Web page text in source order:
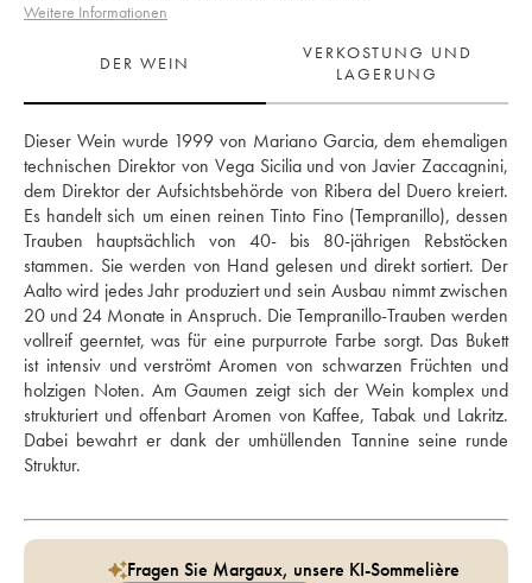
Weitere Informationen
DER WEIN
VERKOSTUNG UND
LAGERUNG
Dieser Wein wurde 1999 von Mariano Garcia, dem ehemaligen
technischen Direktor von Vega Sicilia und von Javier Zaccagnini,
dem Direktor der Aufsichtsbehörde von Ribera del Duero kreiert.
Es handelt sich um einen reinen Tinto Fino (Tempranillo), dessen
Trauben hauptsächlich von 40- bis 80-jährigen Rebstöcken
stammen. Sie werden von Hand gelesen und direkt sortiert. Der
Aalto wird jedes Jahr produziert und sein Ausbau nimmt zwischen
20 und 24 Monate in Anspruch. Die Tempranillo-Trauben werden
vollreif geerntet, was für eine purpurrote Farbe sorgt. Das Bukett
ist intensiv und verströmt Aromen von schwarzen Früchten und
holzigen Noten. Am Gaumen zeigt sich der Wein komplex und
strukturiert und offenbart Aromen von Kaffee, Tabak und Lakritz.
Dabei bewahrt er dank der umhüllenden Tannine seine runde
Fragen Sie Margaux, unsere KI-Sommelière